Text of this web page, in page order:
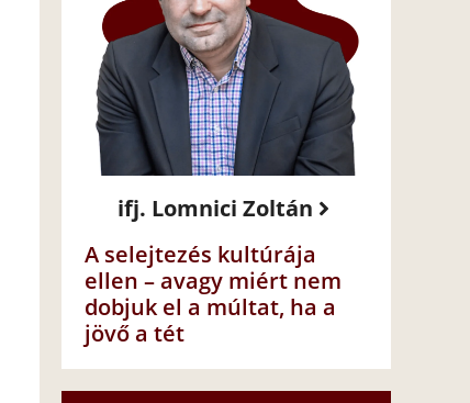
ifj. Lomnici Zoltán
A selejtezés kultúrája
ellen – avagy miért nem
dobjuk el a múltat, ha a
jövő a tét